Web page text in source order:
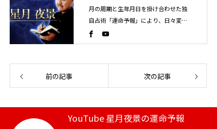
月の周期と生年月日を掛け合わせた独
自占術「運命予報」により、日々変化
する運気の流れを読み解く占い師。こ
れまでに4万人以上を鑑定。
前の記事 次の記事
YouTube 星月夜景の運命予報